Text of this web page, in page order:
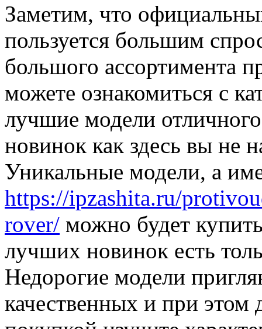
Заметим, что
пользуется большим
большого ассортимента
можете ознакомиться с
лучшие модели
новинок как здесь вы не
Уникальные модели, а
https://ipzashita.ru/
rover/ можно будет
лучших новинок есть
Недорогие модели
качественных и при